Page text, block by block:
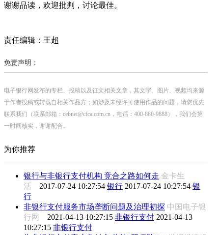
谢谢品读，欢迎批判，讨论最佳。
责任编辑：王超
免责声明：
电子银行网发布的专栏、投稿以及征文相关文章，其文字、图片、视频均来源
于作者投稿或转载自相关作品方；如涉及未经许可使用作品的问题，请您优先
联系我们（联系邮箱：cebnet@cfca.com.cn，电话：400-880-9888），我们会第
一时间核实，谢谢配合。
为你推荐
银行与非银行支付机构 竞合之路如何走 金卡生
活 2017-07-24 10:27:54 银行 2017-07-24 10:27:54 银
行
非银行支付服务市场垄断问题及治理初探 中国电子银
行网 2021-04-13 10:27:15 非银行支付 2021-04-13
10:27:15 非银行支付